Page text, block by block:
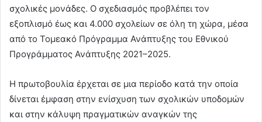
σχολικές μονάδες. Ο σχεδιασμός προβλέπει τον
εξοπλισμό έως και 4.000 σχολείων σε όλη τη χώρα, μέσα
από το Τομεακό Πρόγραμμα Ανάπτυξης του Εθνικού
Προγράμματος Ανάπτυξης 2021–2025.
Η πρωτοβουλία έρχεται σε μια περίοδο κατά την οποία
δίνεται έμφαση στην ενίσχυση των σχολικών υποδομών
και στην κάλυψη πραγματικών αναγκών της